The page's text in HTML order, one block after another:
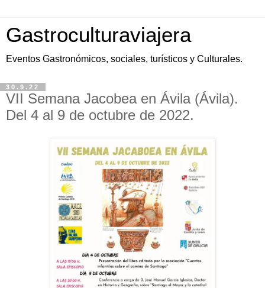
Gastroculturaviajera
Eventos Gastronómicos, sociales, turísticos y Culturales.
30.9.22
VII Semana Jacobea en Ávila (Ávila).
Del 4 al 9 de octubre de 2022.